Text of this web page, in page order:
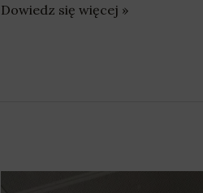
Dowiedz się więcej »